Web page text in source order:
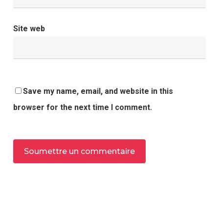
Site web
Save my name, email, and website in this
browser for the next time I comment.